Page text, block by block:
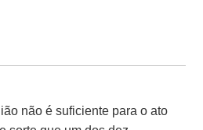
não é suficiente para o ato